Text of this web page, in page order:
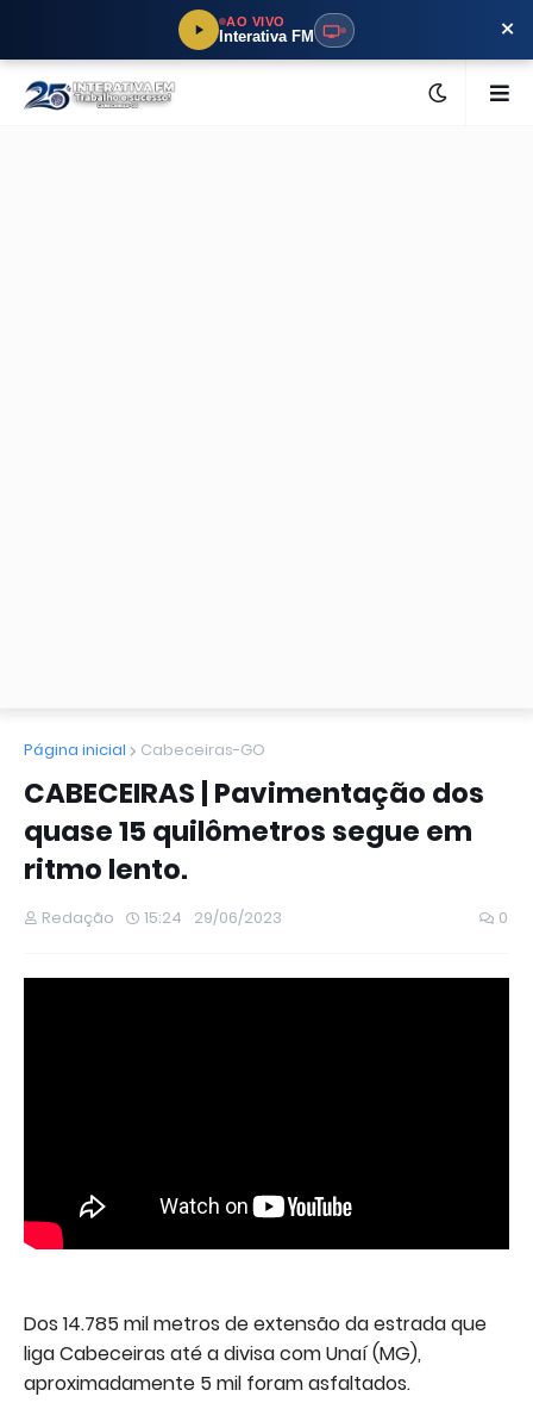
AO VIVO
Interativa FM ×
Página inicial Cabeceiras-GO
CABECEIRAS | Pavimentação dos
quase 15 quilômetros segue em
ritmo lento.
Redação 15:24 29/06/2023 0
Dos 14.785 mil metros de extensão da estrada que
liga Cabeceiras até a divisa com Unaí (MG),
aproximadamente 5 mil foram asfaltados.